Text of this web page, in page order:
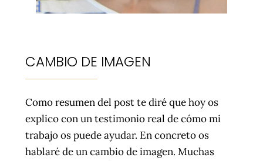
CAMBIO DE IMAGEN
Como resumen del post te diré que hoy os
explico con un testimonio real de cómo mi
trabajo os puede ayudar. En concreto os
hablaré de un cambio de imagen. Muchas